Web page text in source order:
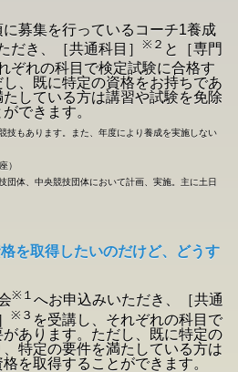
募集を行っているコーチ1養成
だき、［共通科目］ ※２ と［専門
ぞれの科目で検定試験に合格す
、既に特定の資格をお持ちであ
している方は講習や試験を免除
できます。
もあります。また、年度により養成を実施しない
）
体、中央競技団体において計画、実施。主に土日
を取得したいのだけど、どうす
※１ へお申込みいただき、［共通
※３ を受講し、それぞれの科目で
あります。ただし、既に特定の
特定の要件を満たしている方は
を取得することができます。